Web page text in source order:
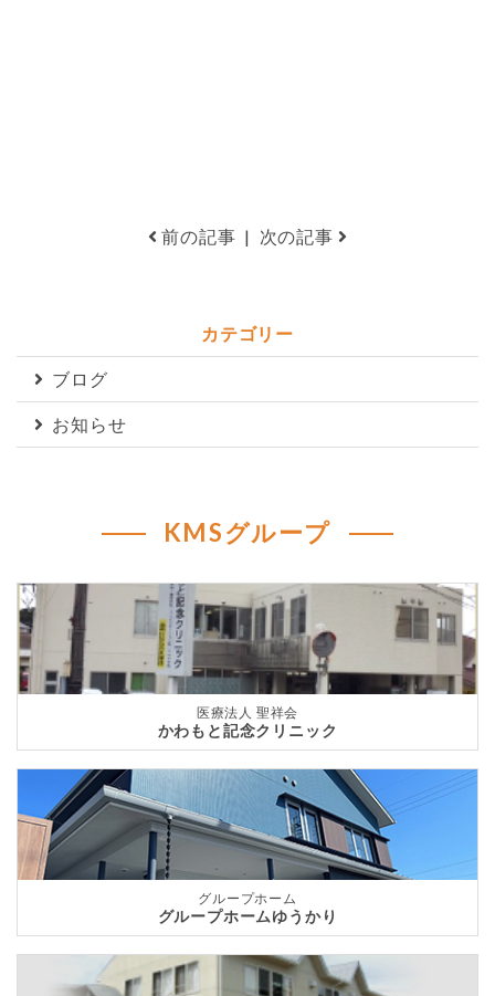
前の記事 | 次の記事
カテゴリー
ブログ
お知らせ
KMSグループ
医療法人 聖祥会
かわもと記念クリニック
グループホーム
グループホームゆうかり